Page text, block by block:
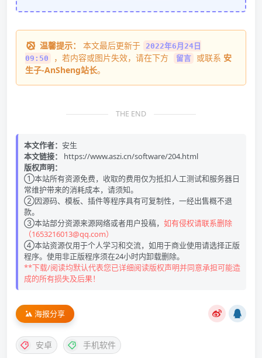
温馨提示： 本文最后更新于 2022年6月24日
09:50
，若内容或图片失效，请在下方 留言 或联系 安
生子-AnSheng站长。
THE END
本文作者： 安生
本文链接：
https://www.aszi.cn/software/204.html
版权声明：
①本站所有资源免费，收取的费用仅为抵扣人工测试和服务器日
常维护带来的消耗成本，请须知。
②因源码、模板、插件等程序具有可复制性，一经出售概不退
款。
③本站部分资源来源网络或者用户投稿， 如有侵权请联系删除
（1653216013@qq.com）
④本站资源仅用于个人学习和交流，如用于商业使用请选择正版
程序。使用非正版程序须在24小时内卸载删除。
**下载/阅读均默认代表您已详细阅读版权声明并同意承担可能造
成的所有损失及后果！
海报分享
安卓 手机软件